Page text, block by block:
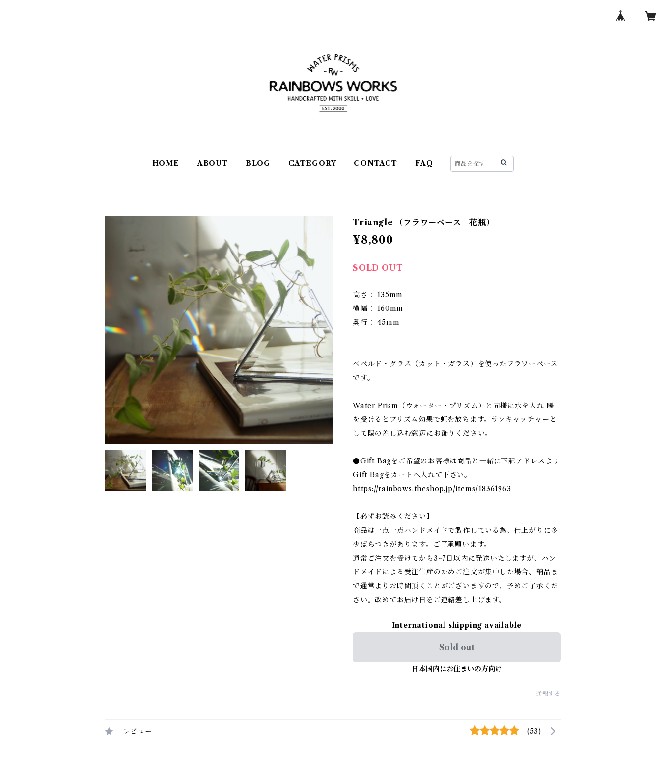
HOME ABOUT BLOG CATEGORY CONTACT FAQ
Triangle （フラワーベース 花瓶）
¥8,800
SOLD OUT
高さ： 135mm
横幅： 160mm
奥行： 45mm
-----------------------------
ベベルド・グラス（カット・ガラス）を使ったフラワーベース
です。
Water Prism（ウォーター・プリズム）と同様に水を入れ 陽
を受けるとプリズム効果で虹を放ちます。サンキャッチャーと
して陽の差し込む窓辺にお飾りください。
●Gift Bagをご希望のお客様は商品と一緒に下記アドレスより
Gift Bagをカートへ入れて下さい。
https://rainbows.theshop.jp/items/18361963
【必ずお読みください】
商品は一点一点ハンドメイドで製作している為、仕上がりに多
少ばらつきがあります。ご了承願います。
通常ご注文を受けてから3~7日以内に発送いたしますが、ハン
ドメイドによる受注生産のためご注文が集中した場合、納品ま
で通常よりお時間頂くことがございますので、予めご了承くだ
さい。改めてお届け日をご連絡差し上げます。
International shipping available
Sold out
日本国内にお住まいの方向け
通報する
レビュー (53)